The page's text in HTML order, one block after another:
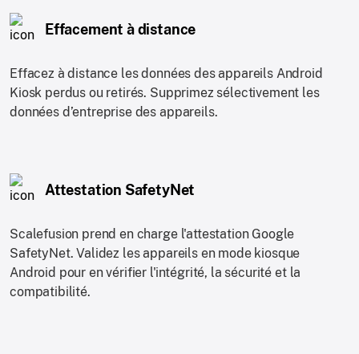
Effacement à distance
Effacez à distance les données des appareils Android
Kiosk perdus ou retirés. Supprimez sélectivement les
données d’entreprise des appareils.
Attestation SafetyNet
Scalefusion prend en charge l'attestation Google
SafetyNet. Validez les appareils en mode kiosque
Android pour en vérifier l'intégrité, la sécurité et la
compatibilité.